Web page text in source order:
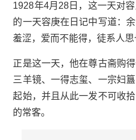
1928年4月28日，这一天对
的一天容庚在日记中写道：
羞涩，爱而不能得，徒系人思
正是这一天，他在尊古斋购
三羊镜、一得志玺、一宗妇
起始，并且从此一发不可收
的常客。